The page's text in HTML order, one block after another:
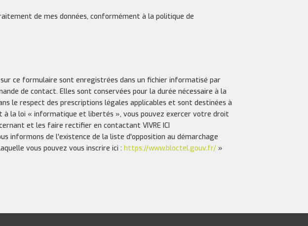
de mes données, conformément à la politique de
ce formulaire sont enregistrées dans un fichier informatisé par
de contact. Elles sont conservées pour la durée nécessaire à la
le respect des prescriptions légales applicables et sont destinées à
à la loi « informatique et libertés », vous pouvez exercer votre droit
et les faire rectifier en contactant VIVRE ICI
informons de l'existence de la liste d'opposition au démarchage
vous pouvez vous inscrire ici : https://www.bloctel.gouv.fr/»